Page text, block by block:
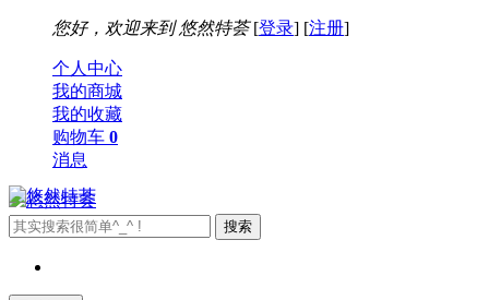
您好，欢迎来到 悠然特荟[登录] [注册]
个人中心
我的商城
我的收藏
购物车 0
消息